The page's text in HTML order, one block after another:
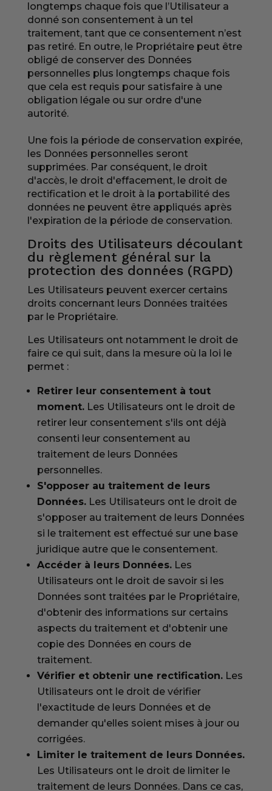
longtemps chaque fois que l’Utilisateur a
donné son consentement à un tel
traitement, tant que ce consentement n’est
pas retiré. En outre, le Propriétaire peut être
obligé de conserver des Données
personnelles plus longtemps chaque fois
que cela est requis pour satisfaire à une
obligation légale ou sur ordre d'une
autorité.
Une fois la période de conservation expirée,
les Données personnelles seront
supprimées. Par conséquent, le droit
d'accès, le droit d'effacement, le droit de
rectification et le droit à la portabilité des
données ne peuvent être appliqués après
l'expiration de la période de conservation.
Droits des Utilisateurs découlant
du règlement général sur la
protection des données (RGPD)
Les Utilisateurs peuvent exercer certains
droits concernant leurs Données traitées
par le Propriétaire.
Les Utilisateurs ont notamment le droit de
faire ce qui suit, dans la mesure où la loi le
permet :
Retirer leur consentement à tout
moment.Les Utilisateurs ont le droit de
retirer leur consentement s'ils ont déjà
consenti leur consentement au
traitement de leurs Données
personnelles.
S'opposer au traitement de leurs
Données.Les Utilisateurs ont le droit de
s'opposer au traitement de leurs Données
si le traitement est effectué sur une base
juridique autre que le consentement.
Accéder à leurs Données.Les
Utilisateurs ont le droit de savoir si les
Données sont traitées par le Propriétaire,
d'obtenir des informations sur certains
aspects du traitement et d'obtenir une
copie des Données en cours de
traitement.
Vérifier et obtenir une rectification.Les
Utilisateurs ont le droit de vérifier
l'exactitude de leurs Données et de
demander qu'elles soient mises à jour ou
corrigées.
Limiter le traitement de leurs Données.
Les Utilisateurs ont le droit de limiter le
traitement de leurs Données. Dans ce cas,